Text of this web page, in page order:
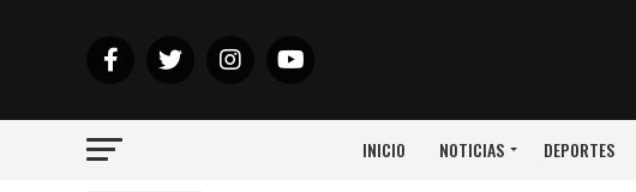
INICIO NOTICIAS DEPORTES